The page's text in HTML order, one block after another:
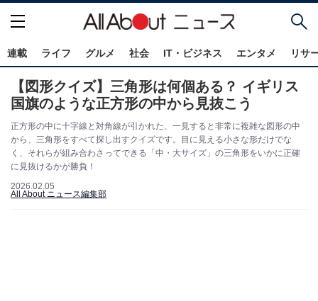
連載 ライフ グルメ 社会 IT・ビジネス エンタメ リサ
【図形クイズ】三角形は何個ある？ イギリス
国旗のような正方形の中から見抜こう
正方形の中に十字線と対角線が引かれた、一見すると非常に複雑な図形の中
から、三角形をすべて探し出すクイズです。目に見える小さな形だけでな
く、それらが組み合わさってできる「中・大サイズ」の三角形をいかに正確
に見抜けるかが勝負！
2026.02.05
All About ニュース編集部